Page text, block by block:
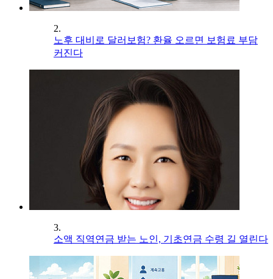
2.
노후 대비로 달러보험? 환율 오르면 보험료 부담
커진다
3.
소액 직역연금 받는 노인, 기초연금 수령 길 열린다